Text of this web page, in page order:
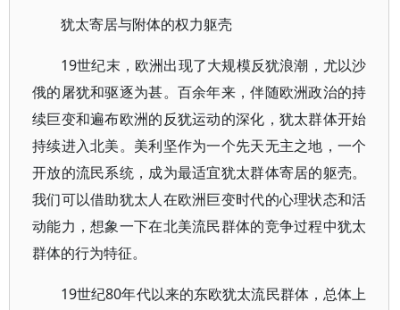
犹太寄居与附体的权力躯壳
19世纪末，欧洲出现了大规模反犹浪潮，尤以沙
俄的屠犹和驱逐为甚。百余年来，伴随欧洲政治的持
续巨变和遍布欧洲的反犹运动的深化，犹太群体开始
持续进入北美。美利坚作为一个先天无主之地，一个
开放的流民系统，成为最适宜犹太群体寄居的躯壳。
我们可以借助犹太人在欧洲巨变时代的心理状态和活
动能力，想象一下在北美流民群体的竞争过程中犹太
群体的行为特征。
19世纪80年代以来的东欧犹太流民群体，总体上